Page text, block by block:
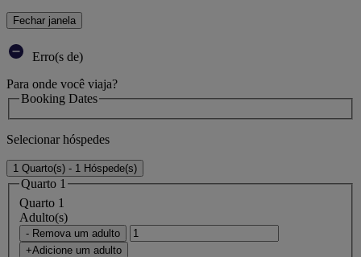
Fechar janela
Erro(s de)
Para onde você viaja?
Booking Dates
Selecionar hóspedes
1 Quarto(s) - 1 Hóspede(s)
Quarto 1
Quarto 1
Adulto(s)
- Remova um adulto
+Adicione um adulto